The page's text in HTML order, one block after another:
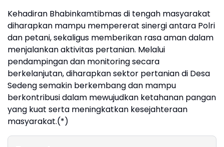
Kehadiran Bhabinkamtibmas di tengah masyarakat
diharapkan mampu mempererat sinergi antara Polri
dan petani, sekaligus memberikan rasa aman dalam
menjalankan aktivitas pertanian. Melalui
pendampingan dan monitoring secara
berkelanjutan, diharapkan sektor pertanian di Desa
Sedeng semakin berkembang dan mampu
berkontribusi dalam mewujudkan ketahanan pangan
yang kuat serta meningkatkan kesejahteraan
masyarakat.(*)